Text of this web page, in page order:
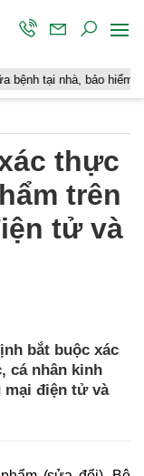
bảo hiểm y tế chi trả
thực
trên
tử và
bắt buộc xác
cá nhân kinh
mại điện tử và